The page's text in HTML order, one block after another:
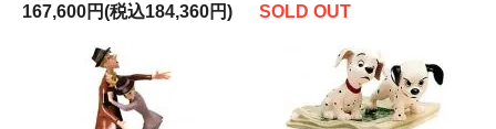
167,600円(税込184,360円)
SOLD OUT